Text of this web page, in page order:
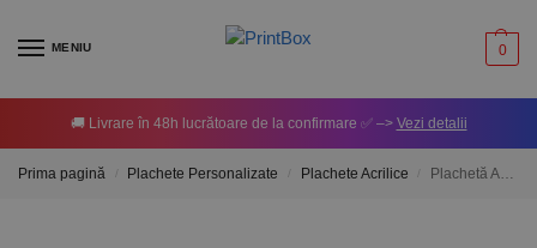
MENIU 0
🚚 Livrare în 48h lucrătoare de la confirmare ✅ –> Vezi detalii
Prima pagină Plachete Personalizate Plachete Acrilice Plachetă Acrilică Personalizată cu două poze și mesaj – fundal roz